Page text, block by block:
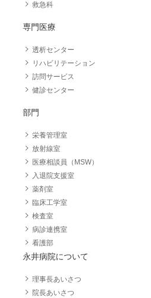
救急科
専門医療
透析センター
リハビリテーション
訪問サービス
健診センター
部門
栄養管理室
放射線室
医療相談員（MSW）
入退院支援室
薬剤室
臨床工学室
検査室
病診連携室
看護部
永井病院について
理事長あいさつ
院長あいさつ